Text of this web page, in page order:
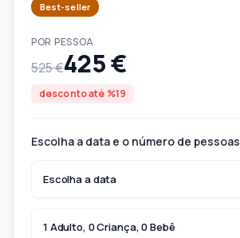
Best-seller
POR PESSOA
525 €425 €
desconto até %19
Escolha a data e o número de pessoas
Escolha a data
1 Adulto, 0 Criança, 0 Bebê